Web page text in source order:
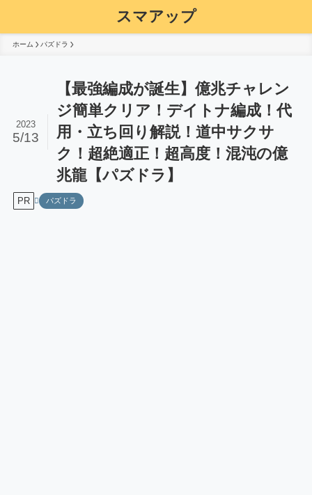
スマアップ
ホーム パズドラ
【最強編成が誕生】億兆チャレン
ジ簡単クリア！デイトナ編成！代
用・立ち回り解説！道中サクサ
ク！超絶適正！超高度！混沌の億
兆龍【パズドラ】
2023
5/13
PR パズドラ